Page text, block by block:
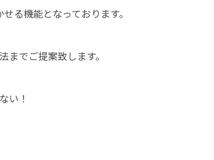
る機能となっております。
でご提案致します。
い！